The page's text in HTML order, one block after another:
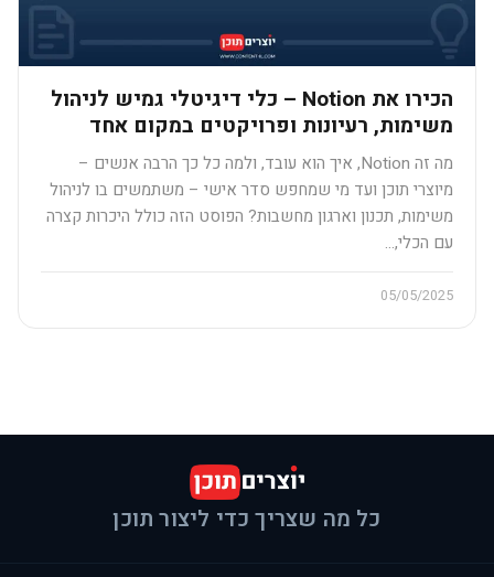
הכירו את Notion – כלי דיגיטלי גמיש לניהול
משימות, רעיונות ופרויקטים במקום אחד​
מה זה Notion, איך הוא עובד, ולמה כל כך הרבה אנשים –
מיוצרי תוכן ועד מי שמחפש סדר אישי – משתמשים בו לניהול
משימות, תכנון וארגון מחשבות? הפוסט הזה כולל היכרות קצרה
עם הכלי,…
05/05/2025
כל מה שצריך כדי ליצור תוכן